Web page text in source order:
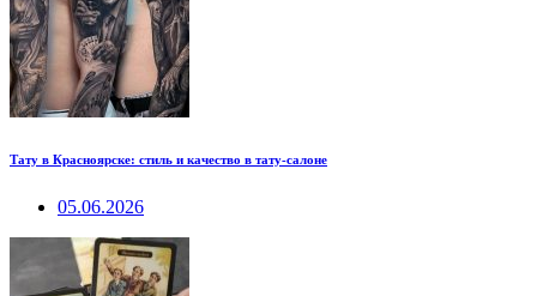
Тату в Красноярске: стиль и качество в тату-салоне
05.06.2026